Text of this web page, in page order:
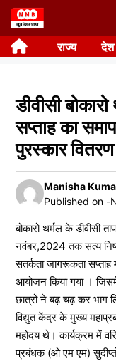
Skip
to
content राज्य देश
डीवीसी
सप्ताह का
पुरस्कार
Manisha
Published on -
बोकारो थर्मल के डीवीसी
नवंबर,2024 तक सत्य
सतर्कता जागरूकता सप्ताह
आयोजन किया गया । जिसमें
छात्रों ने बढ़ चढ़ कर भाग
विद्युत केंद्र के मुख्य
महोदय थे। कार्यक्रम में
प्रबंधक (ओ एम एम) सुदीप्तो